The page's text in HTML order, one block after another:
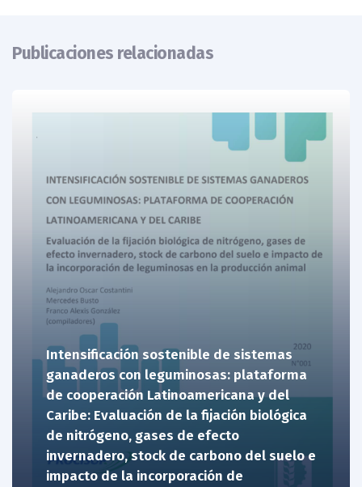
Publicaciones relacionadas
Intensificación sostenible de sistemas
ganaderos con leguminosas: plataforma
de cooperación Latinoamericana y del
Caribe: Evaluación de la fijación biológica
de nitrógeno, gases de efecto
invernadero, stock de carbono del suelo e
impacto de la incorporación de